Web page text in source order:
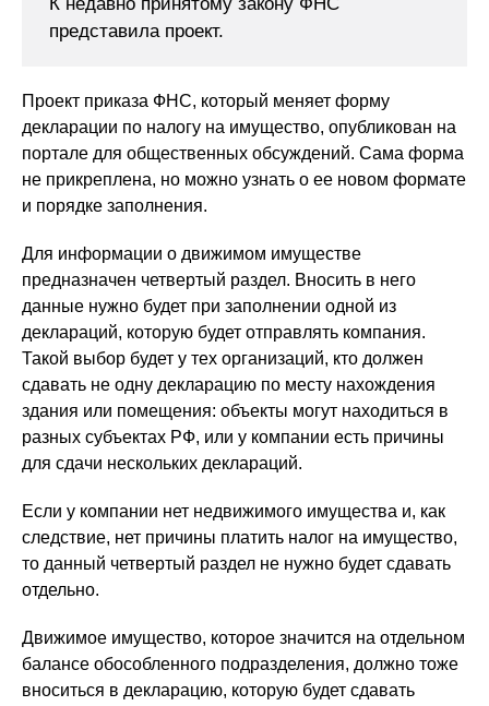
представила проект.
Проект приказа ФНС, который меняет форму
декларации по налогу на имущество, опубликован на
портале для общественных обсуждений. Сама форма
не прикреплена, но можно узнать о ее новом формате
и порядке заполнения.
Для информации о движимом имуществе
предназначен четвертый раздел. Вносить в него
данные нужно будет при заполнении одной из
деклараций, которую будет отправлять компания.
Такой выбор будет у тех организаций, кто должен
сдавать не одну декларацию по месту нахождения
здания или помещения: объекты могут находиться в
разных субъектах РФ, или у компании есть причины
для сдачи нескольких деклараций.
Если у компании нет недвижимого имущества и, как
следствие, нет причины платить налог на имущество,
то данный четвертый раздел не нужно будет сдавать
отдельно.
Движимое имущество, которое значится на отдельном
балансе обособленного подразделения, должно тоже
вноситься в декларацию, которую будет сдавать